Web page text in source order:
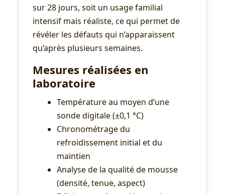
sur 28 jours, soit un usage familial
intensif mais réaliste, ce qui permet de
révéler les défauts qui n’apparaissent
qu’après plusieurs semaines.
Mesures réalisées en
laboratoire
Température au moyen d’une
sonde digitale (±0,1 °C)
Chronométrage du
refroidissement initial et du
maintien
Analyse de la qualité de mousse
(densité, tenue, aspect)